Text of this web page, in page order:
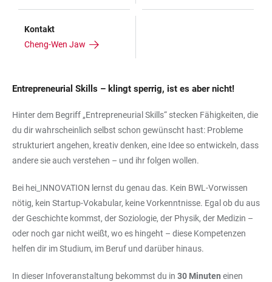
Kontakt
Cheng-Wen Jaw
Entrepreneurial Skills – klingt sperrig, ist es aber nicht!
Hinter dem Begriff „Entrepreneurial Skills“ stecken Fähigkeiten, die
du dir wahrscheinlich selbst schon gewünscht hast: Probleme
strukturiert angehen, kreativ denken, eine Idee so entwickeln, dass
andere sie auch verstehen – und ihr folgen wollen.
Bei hei_INNOVATION lernst du genau das. Kein BWL-Vorwissen
nötig, kein Startup-Vokabular, keine Vorkenntnisse. Egal ob du aus
der Geschichte kommst, der Soziologie, der Physik, der Medizin –
oder noch gar nicht weißt, wo es hingeht – diese Kompetenzen
helfen dir im Studium, im Beruf und darüber hinaus.
In dieser Infoveranstaltung bekommst du in 30 Minuten einen